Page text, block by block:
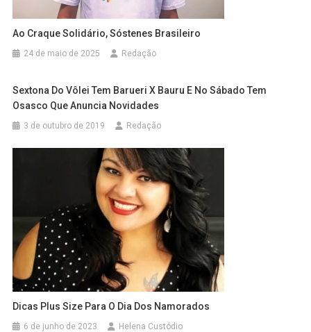
Ao Craque Solidário, Sóstenes Brasileiro
24 de maio de 2025 Redação
Sextona Do Vôlei Tem Barueri X Bauru E No Sábado Tem
Osasco Que Anuncia Novidades
3 de outubro de 2019 Redação
Dicas Plus Size Para O Dia Dos Namorados
6 de junho de 2023 Helena Custódio